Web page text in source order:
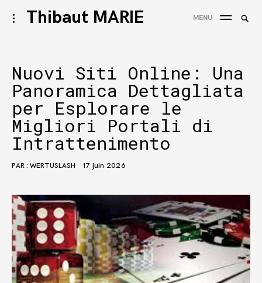
Accéder
au
Thibaut MARIE
activer/désactiver
latérale
MENU
Nuovi Siti Online: Una
Panoramica Dettagliata
per Esplorare le
Migliori Portali di
Intrattenimento
PAR : WERTUSLASH 17 juin 2026